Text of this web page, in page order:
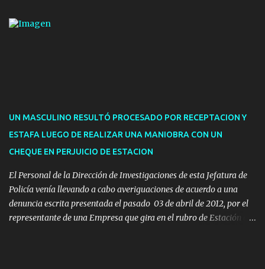
presencial comprende los siguientes trámites: Multas: devolución
1921(interno 1456). Cuidacoches: consultas a
1921(interno 1246). Transporte: consultas generales relacionadas a
Uber y Taxi, a través de transporte@maldonado.gub.uy, t...
UN MASCULINO RESULTÓ PROCESADO POR RECEPTACION Y
ESTAFA LUEGO DE REALIZAR UNA MANIOBRA CON UN
CHEQUE EN PERJUICIO DE ESTACION
El Personal de la Dirección de Investigaciones de esta Jefatura de
Policía venía llevando a cabo averiguaciones de acuerdo a una
denuncia escrita presentada el pasado 03 de abril de 2012, por el
representante de una Empresa que gira en el rubro de Estación de